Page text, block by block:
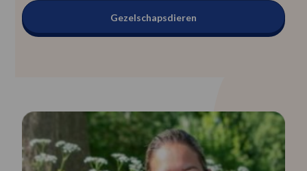
Gezelschapsdieren